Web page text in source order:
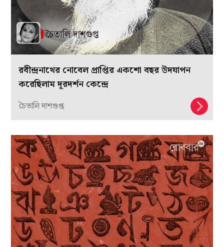
রবীন্দ্রনাথের নোবেল প্রাপ্তির একশো বছর উদযাপন
করেছিলাম দূরদর্শন কেন্দ্রে
চৈতালি দাশগুপ্ত